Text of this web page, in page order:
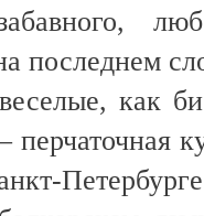
последнем
как
перчаточная